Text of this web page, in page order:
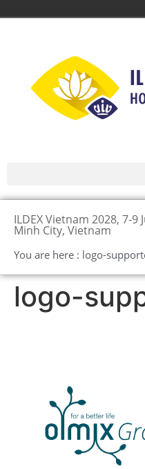
ILDEX Vietnam 2028, 7-9
Minh City, Vietnam
You are here : logo-
logo-